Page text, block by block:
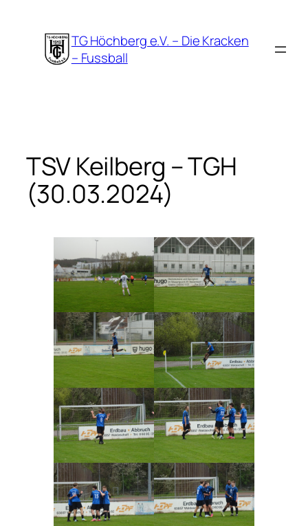
springen
TG Höchberg e.V. – Die Kracken
– Fussball
TSV Keilberg – TGH
(30.03.2024)